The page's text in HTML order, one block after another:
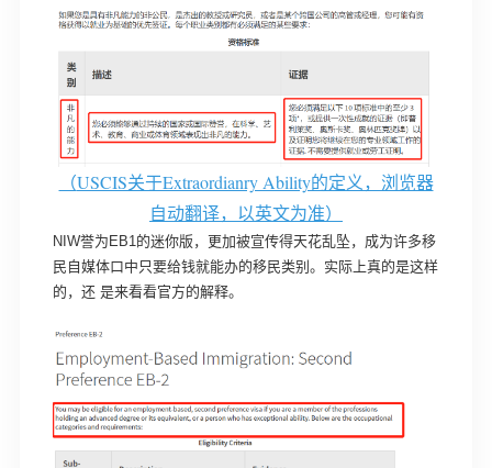
（USCIS关于Extraordianry Ability的定义，浏览器
自动翻译，以英文为准）
NIW誉为EB1的迷你版，更加被宣传得天花乱坠，成为许多移
民自媒体口中只要给钱就能办的移民类别。实际上真的是这样
的，还 是来看看官方的解释。